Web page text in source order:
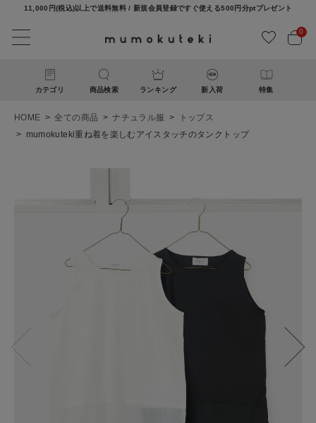
11,000円(税込)以上で送料無料 / 新規会員登録ですぐ使える500円分ptプレゼント
0
カテゴリ 商品検索 ランキング 新入荷 特集
ようこそ ゲスト 様
新規会員登録
HOME 全ての商品 ナチュラル服
トップス
mumokuteki重ね着を楽しむアイスタッチのタンクトップ